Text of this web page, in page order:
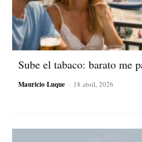
Sube el tabaco: barato me
Mauricio Luque - 18 abril, 2026